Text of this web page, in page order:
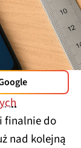
finalnie do
nad kolejną